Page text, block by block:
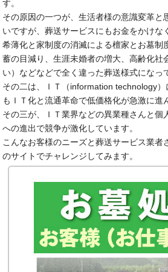
す。
その原因の一つが、生活者様の意識変革と
いですが、葬送サービスにもお金をかけな
希薄化と家制度の消滅による檀家とお墓制
蓄の目減り、生涯未婚者の増大、高齢化社
い）などなどで全く違った葬送様式になっ
その二は、ＩＴ（information technology
もＩＴ化と流通革命で低価格化が急激に進
その三が、ＩＴ業界などの異業種さんと個
への進出で競争が激化しています。
こんなお客様のニーズと葬送サービス業者
のサイトでチャレンジしてみます。